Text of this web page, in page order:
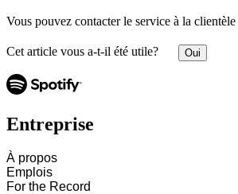
Vous pouvez contacter le service à la clientèle
Cet article vous a-t-il été utile? Oui
Entreprise
À propos
Emplois
For the Record